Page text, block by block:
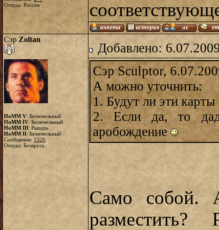
Откуда: Россия
Сэр Zoltan
HoMM V: Безземельный
HoMM IV: Безземельный
HoMM III: Рыцарь
HoMM II: Безземельный
Сообщения: 1526
Откуда: Беларусь
Добавлено:
Сэр Sculptor,
А можно уточнить:
1. Будут ли эти
2. Если да, то
аробождение
Само